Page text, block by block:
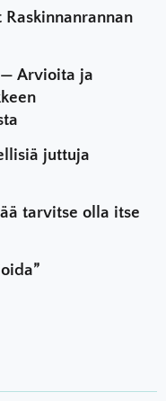
Arvioita ja
juttuja
tarvitse olla itse